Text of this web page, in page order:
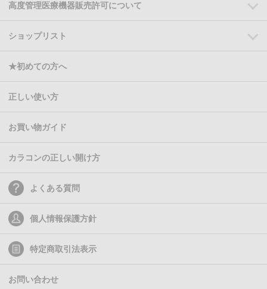
高度管理医療機器販売許可について
ショップリスト
★初めての方へ
正しい使い方
お買い物ガイド
カラコンの正しい開け方
よくある質問
個人情報保護方針
特定商取引法表示
お問い合わせ